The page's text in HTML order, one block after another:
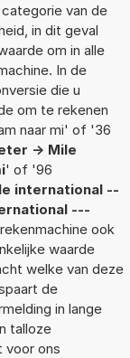
van de
in dit geval
om in alle
In de
die u
om te rekenen
naar mi' of '36
-> Mile
' of '96
international --
---
ook
waarde
welke van deze
de
in lange
talloze
voor ons